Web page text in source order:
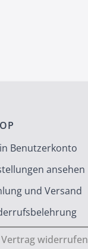
Benutzerkonto
ansehen
und Versand
Vertrag widerrufen